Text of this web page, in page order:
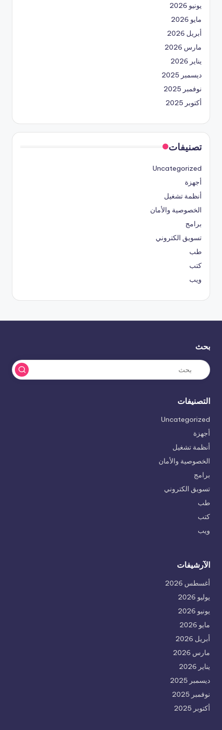
يونيو 2026
مايو 2026
أبريل 2026
مارس 2026
يناير 2026
ديسمبر 2025
نوفمبر 2025
أكتوبر 2025
تصنيفات
Uncategorized
أجهزة
أنظمة تشغيل
الخصوصية والأمان
برامج
تسويق الكتروني
طب
كتب
ويب
بحث
التصنيفات
Uncategorized
أجهزة
أنظمة تشغيل
الخصوصية والأمان
برامج
تسويق الكتروني
طب
كتب
ويب
الآرشيفات
أغسطس 2026
يوليو 2026
يونيو 2026
مايو 2026
أبريل 2026
مارس 2026
يناير 2026
ديسمبر 2025
نوفمبر 2025
أكتوبر 2025